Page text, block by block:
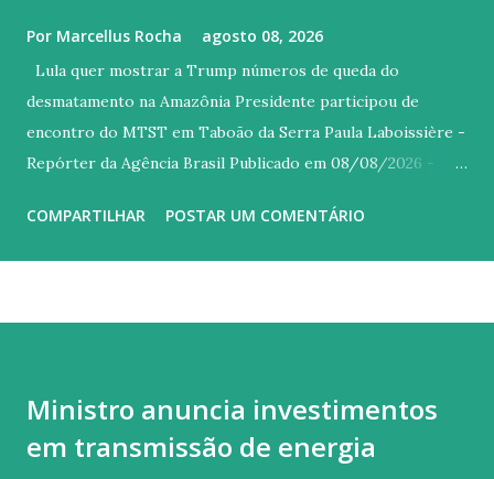
Por Marcellus Rocha agosto 08, 2026
Lula quer mostrar a Trump números de queda do
desmatamento na Amazônia Presidente participou de
encontro do MTST em Taboão da Serra Paula Laboissière -
Repórter da Agência Brasil Publicado em 08/08/2026 -
reprodução Versão em áudio O presidente Luiz Inácio Lula
lembrou que, entre os argumentos utilizados pelo governo
estadunidense para justificar o tarifaço, estava o
COMPARTILHAR POSTAR UM COMENTÁRIO
Ministro anuncia investimentos
em transmissão de energia